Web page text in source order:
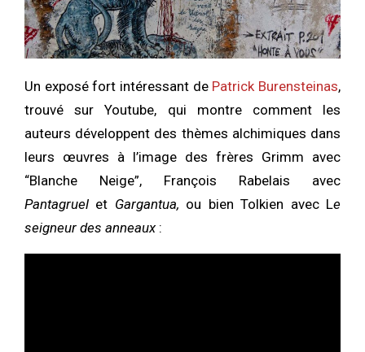
Un exposé fort intéressant de Patrick Burensteinas,
trouvé sur Youtube, qui montre comment les
auteurs développent des thèmes alchimiques dans
leurs œuvres à l’image des frères Grimm avec
“Blanche Neige”, François Rabelais avec
Pantagruel et Gargantua, ou bien Tolkien avec Le
seigneur des anneaux: